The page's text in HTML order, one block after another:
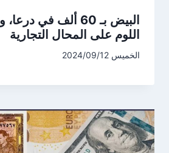
البيض بـ 60 ألف في
اللوم على المحال التجارية
الخميس 2024/09/12